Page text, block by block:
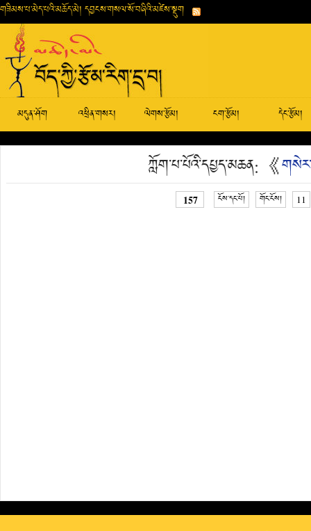
གཟིམས་པ་མེད་པའི་མཆོད་མེ། དབྱངས་གསལ་སོ་བཞིའི་མཛེས་སྡུག
མདུན་ཤོག འཕྲིན་གསར། ལེགས་རྩོམ། ངག་རྩོམ། དེང་རྩོམ།
ཀློག་པ་པོའི་དཔྱད་མཆན: 《
157 ངོས་དང་པོ། གོང་ངོས། 11